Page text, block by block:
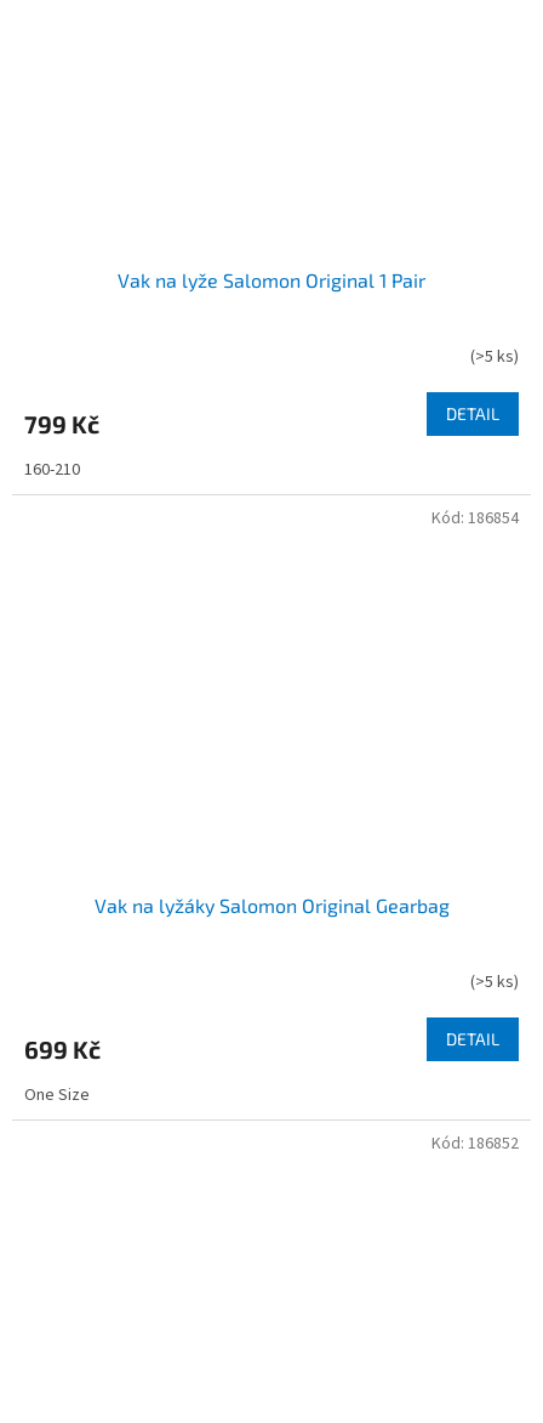
Vak na lyže Salomon Original 1 Pair
(>5 ks)
799 Kč DETAIL
160-210
Vak na lyžáky Salomon Original Gearbag
(>5 ks)
699 Kč DETAIL
One Size
Kód: 186854
Kód: 186852